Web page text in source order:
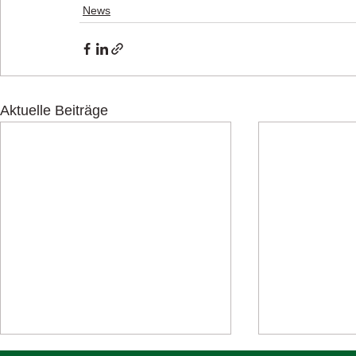
News
Aktuelle Beiträge